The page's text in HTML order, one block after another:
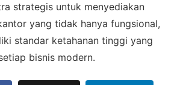
strategis untuk menyediakan
yang tidak hanya fungsional,
standar ketahanan tinggi yang
bisnis modern.
1
CHAT